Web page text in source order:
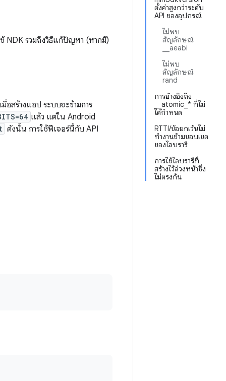
ตั้งค่าสูงกว่าระดับ
API ของอุปกรณ์
ไม่พบ
สัญลักษณ์
__aeabi
ไม่พบ
สัญลักษณ์
rand
การอ้างอิงถึง
__atomic_* ที่ไม่
ได้กำหนด
RTTI/ข้อยกเว้นไม่
ทำงานข้ามขอบเขต
ของไลบรารี
การใช้ไลบรารีที่
สร้างไว้ล่วงหน้าซึ่ง
ไม่ตรงกัน
NDK รวมถึงวิธีแก้ปัญหา (หากมี)
อสร้างแอป ระบบจะข้ามการ
แล้ว แต่ใน Android
ดังนั้น การใช้ฟีเจอร์นี้กับ API